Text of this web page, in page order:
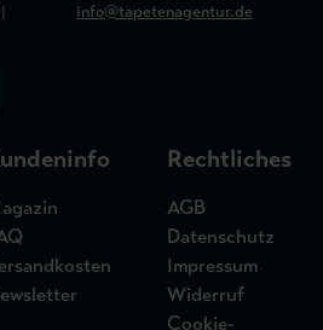
info@tapetenagentur.de
Rechtliches
AGB
Datenschutz
Impressum
Widerruf
Cookie-